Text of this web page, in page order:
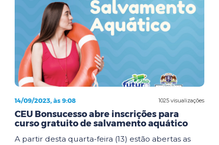
1025 visualizações
14/09/2023, às 9:08
CEU Bonsucesso abre inscrições para
curso gratuito de salvamento aquático
A partir desta quarta-feira (13) estão abertas as